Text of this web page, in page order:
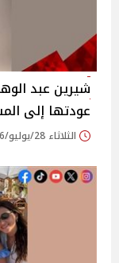
شيرين عبد
عودتها إلى
الثلاثاء 28/يوليو/2026 - 07:23 م